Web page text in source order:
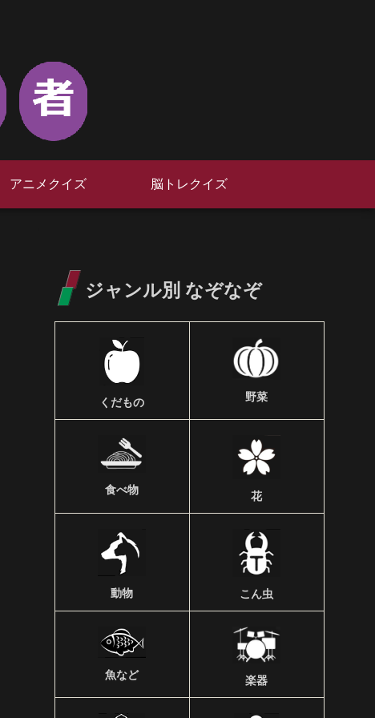
アニメクイズ 脳トレクイズ
ジャンル別 なぞなぞ
くだもの 野菜
食べ物 花
動物 こん虫
魚など 楽器